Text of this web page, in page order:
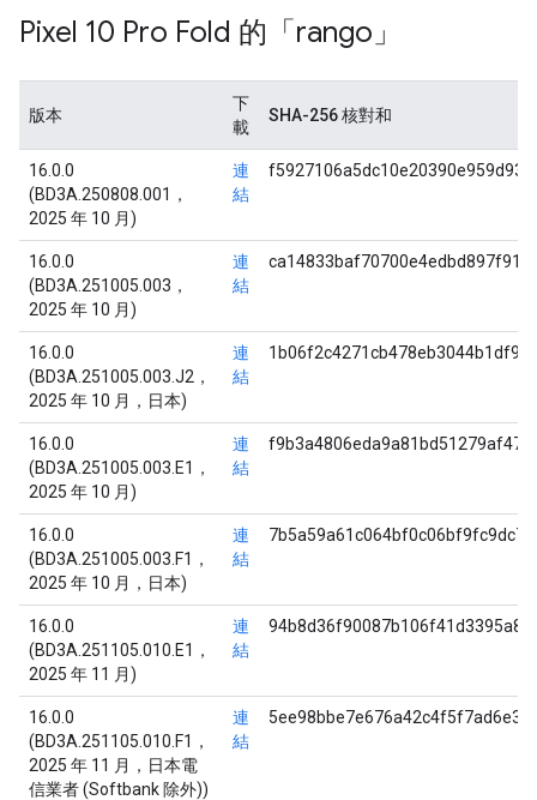
Pixel 10 Pro Fold 的「rango」
版本
下
載
SHA-256 核對和
16.0.0
(BD3A.250808.001，
2025 年 10 月)
連
結
16.0.0
(BD3A.251005.003，
2025 年 10 月)
連
結
16.0.0
(BD3A.251005.003.J2，
2025 年 10 月，日本)
連
結
16.0.0
(BD3A.251005.003.E1，
2025 年 10 月)
連
結
16.0.0
(BD3A.251005.003.F1，
2025 年 10 月，日本)
連
結
16.0.0
(BD3A.251105.010.E1，
2025 年 11 月)
連
結
16.0.0
(BD3A.251105.010.F1，
2025 年 11 月，日本電
信業者 (Softbank 除外))
連
結